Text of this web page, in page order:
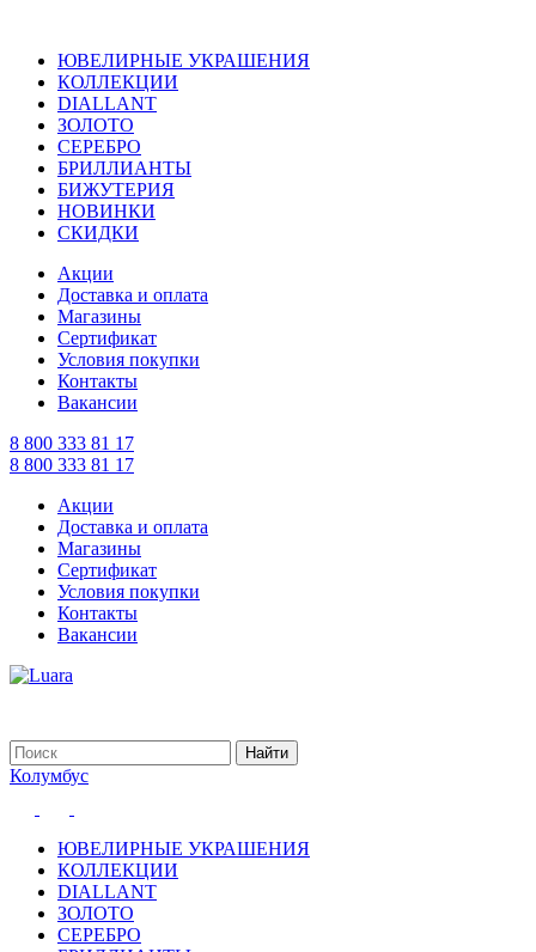
ЮВЕЛИРНЫЕ УКРАШЕНИЯ
КОЛЛЕКЦИИ
DIALLANT
ЗОЛОТО
СЕРЕБРО
БРИЛЛИАНТЫ
БИЖУТЕРИЯ
НОВИНКИ
СКИДКИ
Акции
Доставка и оплата
Магазины
Сертификат
Условия покупки
Контакты
Вакансии
8 800 333 81 17
8 800 333 81 17
Акции
Доставка и оплата
Магазины
Сертификат
Условия покупки
Контакты
Вакансии
Колумбус
ЮВЕЛИРНЫЕ УКРАШЕНИЯ
КОЛЛЕКЦИИ
DIALLANT
ЗОЛОТО
СЕРЕБРО